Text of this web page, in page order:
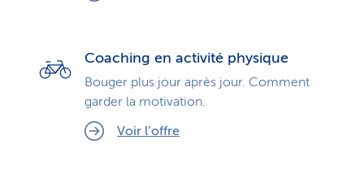
Coaching en activité physique
Bouger plus jour après jour. Comment
garder la motivation.
Voir l’offre